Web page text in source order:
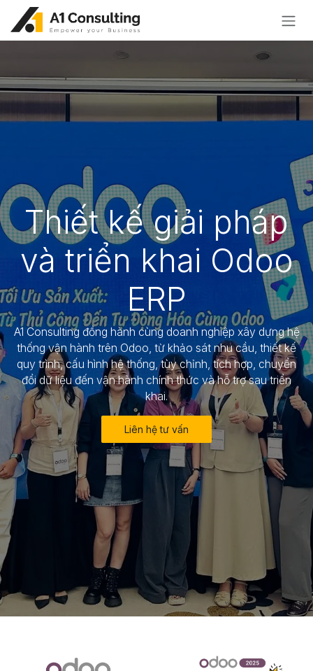
Bỏ qua để đến Nội dung
Thiết kế giải pháp
và triển khai Odoo
ERP
A1 Consulting đồng hành cùng doanh nghiệp xây dựng hệ
thống vận hành trên Odoo, từ khảo sát nhu cầu, thiết kế
quy trình, cấu hình hệ thống, tùy chỉnh, tích hợp, chuyển
đổi dữ liệu đến vận hành chính thức và hỗ trợ sau triển
khai.
Liên hệ tư vấn